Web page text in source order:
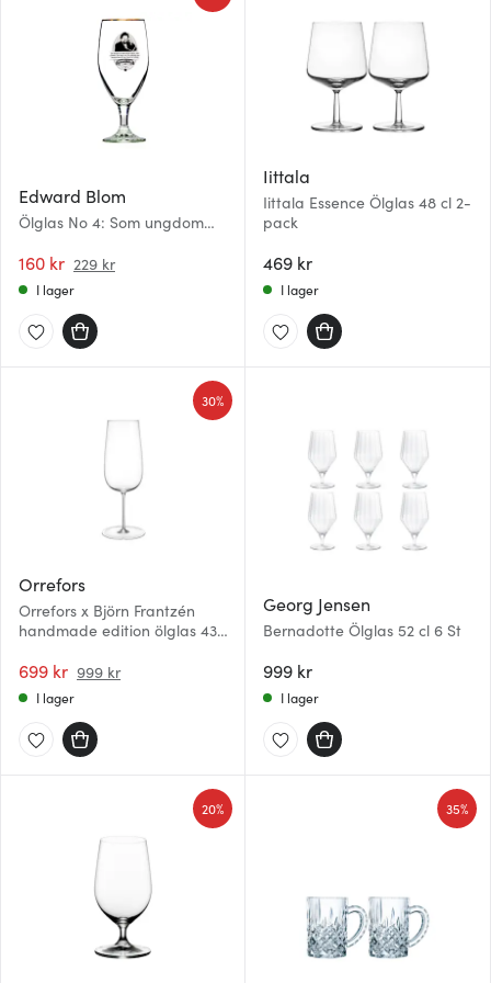
Edward Blom
Ölglas No 4: Som ungdom
160 kr 229 kr
I lager
Iittala
Iittala Essence Ölglas 48 cl 2-
pack
469 kr
I lager
Orrefors
Orrefors x Björn Frantzén
handmade edition ölglas 43
699 kr 999 kr
30%
I lager
Georg Jensen
Bernadotte Ölglas 52 cl 6 St
999 kr
I lager
20% 35%